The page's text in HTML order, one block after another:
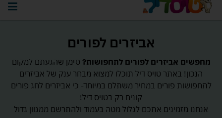
אביזרים לפורים
מחפשים אביזרים לפורים לתחפושות? סימן שהגעתם למקום
הנכון! באתר טויס דיל תוכלו למצוא מבחר ענק של אביזרים
לתחפושות פורים במחיר משתלם במיוחד- כי אביזרים לחג פורים
קונים רק בטויס דיל!
אנחנו מזמינים אתכם לגלול מטה בעמוד ולהתרשם ממגוון גדול